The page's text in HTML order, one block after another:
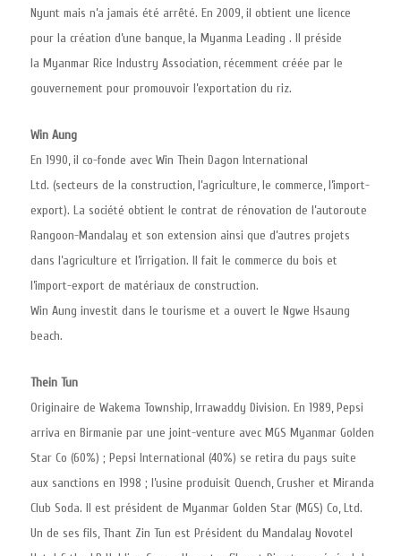
Nyunt mais n’a jamais été arrêté. En 2009, il obtient une licence
pour la création d’une banque, la Myanma Leading . Il préside
la Myanmar Rice Industry Association, récemment créée par le
gouvernement pour promouvoir l’exportation du riz.
Win Aung
En 1990, il co-fonde avec Win Thein Dagon International
Ltd. (secteurs de la construction, l’agriculture, le commerce, l’import-
export). La société obtient le contrat de rénovation de l’autoroute
Rangoon-Mandalay et son extension ainsi que d’autres projets
dans l’agriculture et l’irrigation. Il fait le commerce du bois et
l’import-export de matériaux de construction.
Win Aung investit dans le tourisme et a ouvert le Ngwe Hsaung
beach.
Thein Tun
Originaire de Wakema Township, Irrawaddy Division. En 1989, Pepsi
arriva en Birmanie par une joint-venture avec MGS Myanmar Golden
Star Co (60%) ; Pepsi International (40%) se retira du pays suite
aux sanctions en 1998 ; l’usine produisit Quench, Crusher et Miranda
Club Soda. Il est président de Myanmar Golden Star (MGS) Co, Ltd.
Un de ses fils, Thant Zin Tun est Président du Mandalay Novotel